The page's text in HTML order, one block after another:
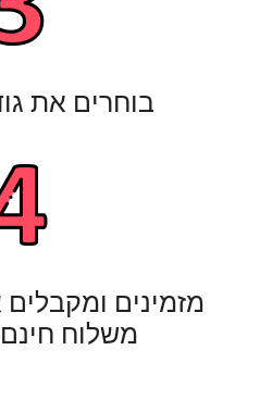
בוחרים את
מזמינים
משלוח